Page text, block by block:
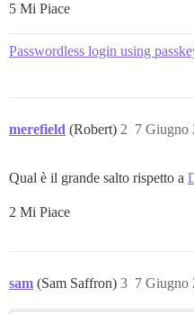
5 Mi Piace
Passwordless login using
merefield (Robert) 7 Giugno
2
Qual è il grande salto rispetto a
2 Mi Piace
sam (Sam Saffron) 7 Giugno
3